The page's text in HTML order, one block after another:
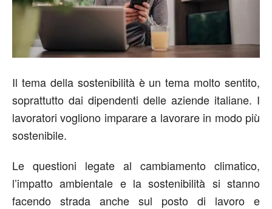
Il tema della sostenibilità è un tema molto sentito,
soprattutto dai dipendenti delle aziende italiane. I
lavoratori vogliono imparare a lavorare in modo più
sostenibile.
Le questioni legate al cambiamento climatico,
l’impatto ambientale e la sostenibilità si stanno
facendo strada anche sul posto di lavoro e